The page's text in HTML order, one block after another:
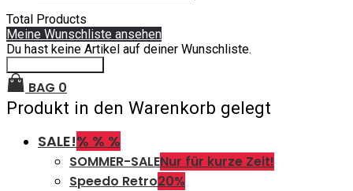
Total Products
Meine Wunschliste ansehen
Du hast keine Artikel auf deiner Wunschliste.
BAG 0
Produkt in den Warenkorb gelegt
SALE!% % %
SOMMER-SALENur für kurze Zeit!
Speedo Retro20%